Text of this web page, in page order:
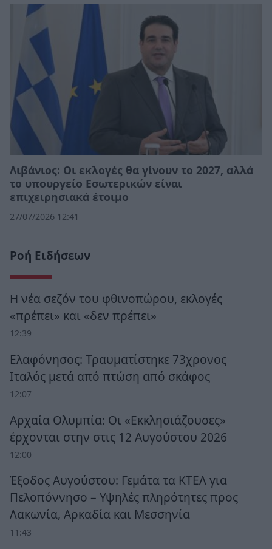
Λιβάνιος: Οι εκλογές θα γίνουν το 2027, αλλά
το υπουργείο Εσωτερικών είναι
επιχειρησιακά έτοιμο
27/07/2026 12:41
Ροή Ειδήσεων
Η νέα σεζόν του φθινοπώρου, εκλογές
«πρέπει» και «δεν πρέπει»
12:39
Ελαφόνησος: Τραυματίστηκε 73χρονος
Ιταλός μετά από πτώση από σκάφος
12:07
Αρχαία Ολυμπία: Οι «Εκκλησιάζουσες»
έρχονται στην στις 12 Αυγούστου 2026
12:00
Έξοδος Αυγούστου: Γεμάτα τα ΚΤΕΛ για
Πελοπόννησο – Υψηλές πληρότητες προς
Λακωνία, Αρκαδία και Μεσσηνία
11:43